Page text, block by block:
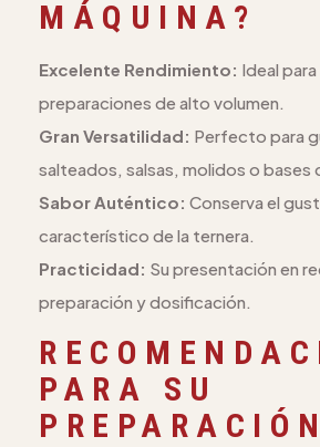
MÁQUINA?
Excelente Rendimiento: Ideal
preparaciones de alto volumen.
Gran Versatilidad: Perfecto para
salteados, salsas, molidos o bases
Sabor Auténtico: Conserva el
característico de la ternera.
Practicidad: Su presentación en
preparación y dosificación.
PARA SU
PREPARACIÓN